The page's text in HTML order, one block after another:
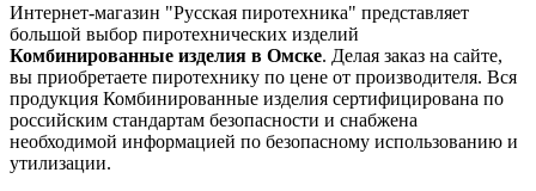
Интернет-магазин "Русская пиротехника" представляет
большой выбор пиротехнических изделий
Комбинированные изделия в Омске. Делая заказ на сайте,
вы приобретаете пиротехнику по цене от производителя. Вся
продукция Комбинированные изделия сертифицирована по
российским стандартам безопасности и снабжена
необходимой информацией по безопасному использованию и
утилизации.